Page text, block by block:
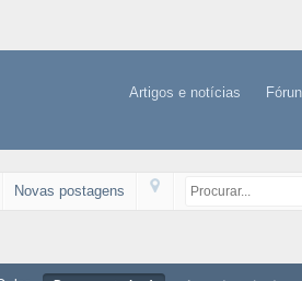
Artigos e notícias
Novas postagens